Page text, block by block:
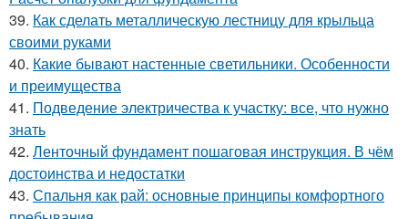
39. Как сделать металлическую лестницу для крыльца
своими руками
40. Какие бывают настенные светильники. Особенности
и преимущества
41. Подведение электричества к участку: все, что нужно
знать
42. Ленточный фундамент пошаговая инструкция. В чём
достоинства и недостатки
43. Спальня как рай: основные принципы комфортного